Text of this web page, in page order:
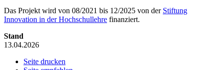
Das Projekt wird von 08/2021 bis 12/2025 von der Stiftung
Innovation in der Hochschullehre finanziert.
Stand
13.04.2026
Seite drucken